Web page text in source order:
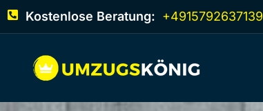
Kostenlose Beratung: +4915792637139